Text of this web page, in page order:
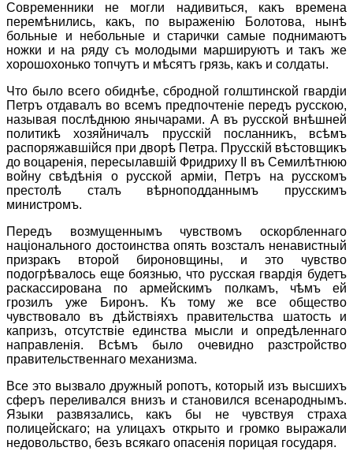
Современники не могли надивиться, какъ времена
перемѣнились, какъ, по выраженiю Болотова, нынѣ
больные и небольные и старички самые поднимаютъ
ножки и на ряду съ молодыми маршируютъ и такъ же
хорошохонько топчутъ и мѣсятъ грязь, какъ и солдаты.
Что было всего обиднѣе, сбродной голштинской гвардiи
Петръ отдавалъ во всемъ предпочтенiе передъ русскою,
называя послѣднюю янычарами. А въ русской внѣшней
политикѣ хозяйничалъ прусскiй посланникъ, всѣмъ
распоряжавшiйся при дворѣ Петра. Прусскiй вѣстовщикъ
до воцаренiя, пересылавшiй Фридриху II въ Семилѣтнюю
войну свѣдѣнiя о русской армiи, Петръ на русскомъ
престолѣ сталъ вѣрноподданнымъ прусскимъ
министромъ.
Передъ возмущеннымъ чувствомъ оскорбленнаго
нацiонального достоинства опять возсталъ ненавистный
призракъ второй бироновщины, и это чувство
подогрѣвалось еще боязнью, что русская гвардiя будетъ
раскассирована по армейскимъ полкамъ, чѣмъ ей
грозилъ уже Биронъ. Къ тому же все общество
чувствовало въ дѣйствiяхъ правительства шатость и
капризъ, отсутствiе единства мысли и опредѣленнаго
направленiя. Всѣмъ было очевидно разстройство
правительственнаго механизма.
Все это вызвало дружный ропотъ, который изъ высшихъ
сферъ переливался внизъ и становился всенароднымъ.
Языки развязались, какъ бы не чувствуя страха
полицейскаго; на улицахъ открыто и громко выражали
недовольство, безъ всякаго опасенiя порицая государя.